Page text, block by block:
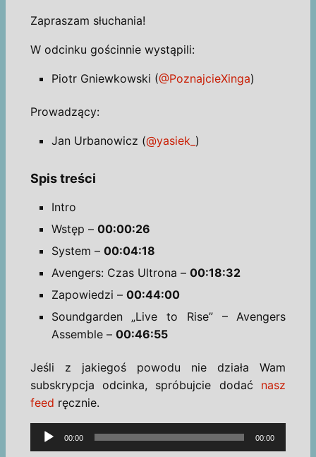
Zapraszam słuchania!
W odcinku gościnnie wystąpili:
Piotr Gniewkowski (@PoznajcieXinga)
Prowadzący:
Jan Urbanowicz (@yasiek_ )
Spis treści
Intro
Wstęp – 00:00:26
System – 00:04:18
Avengers: Czas Ultrona – 00:18:32
Zapowiedzi – 00:44:00
Soundgarden „Live to Rise” – Avengers
Assemble – 00:46:55
Jeśli z jakiegoś powodu nie działa Wam
subskrypcja odcinka, spróbujcie dodać nasz
feed ręcznie.
Odtwarzacz
plików
00:00 00:00